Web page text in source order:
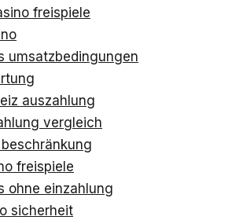
freispiele
umsatzbedingungen
auszahlung
vergleich
freispiele
ohne einzahlung
sicherheit